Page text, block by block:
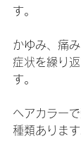
す。
かゆみ、痛
症状を繰り
す。
ヘアカラー
種類あります